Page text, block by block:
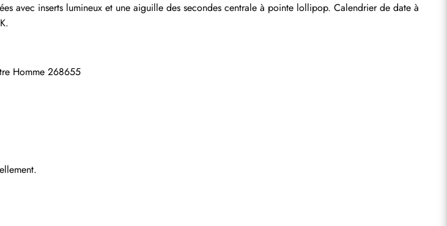
avec inserts lumineux et une aiguille des secondes centrale à pointe lollipop. Calendrier de date à
Homme 268655